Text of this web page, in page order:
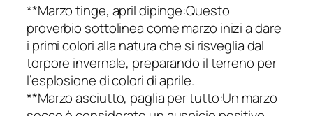
**Marzo tinge, april dipinge:Questo
proverbio sottolinea come marzo inizi a dare
i primi colori alla natura che si risveglia dal
torpore invernale, preparando il terreno per
l’esplosione di colori di aprile.
**Marzo asciutto, paglia per tutto:Un marzo